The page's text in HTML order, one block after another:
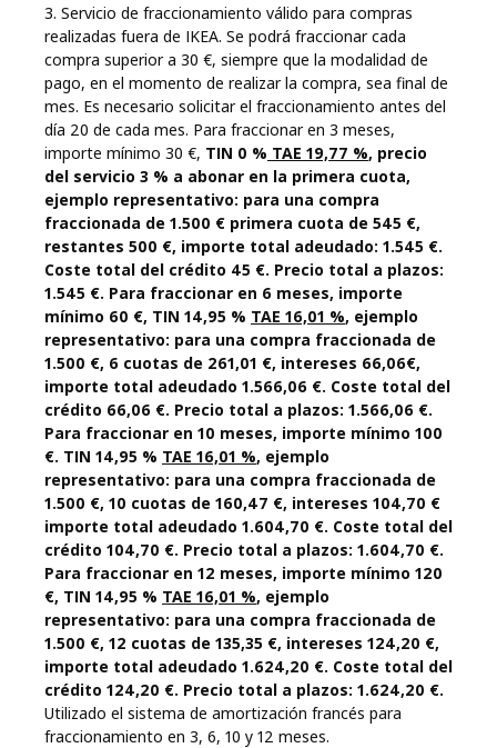
3. Servicio de fraccionamiento válido para compras
realizadas fuera de IKEA. Se podrá fraccionar cada
compra superior a 30 €, siempre que la modalidad de
pago, en el momento de realizar la compra, sea final de
mes. Es necesario solicitar el fraccionamiento antes del
día 20 de cada mes. Para fraccionar en 3 meses,
importe mínimo 30 €, TIN 0 % TAE 19,77 %, precio
del servicio 3 % a abonar en la primera cuota,
ejemplo representativo: para una compra
fraccionada de 1.500 € primera cuota de 545 €,
restantes 500 €, importe total adeudado: 1.545 €.
Coste total del crédito 45 €. Precio total a plazos:
1.545 €. Para fraccionar en 6 meses, importe
mínimo 60 €, TIN 14,95 % TAE 16,01 %, ejemplo
representativo: para una compra fraccionada de
1.500 €, 6 cuotas de 261,01 €, intereses 66,06€,
importe total adeudado 1.566,06 €. Coste total del
crédito 66,06 €. Precio total a plazos: 1.566,06 €.
Para fraccionar en 10 meses, importe mínimo 100
€. TIN 14,95 % TAE 16,01 %, ejemplo
representativo: para una compra fraccionada de
1.500 €, 10 cuotas de 160,47 €, intereses 104,70 €
importe total adeudado 1.604,70 €. Coste total del
crédito 104,70 €. Precio total a plazos: 1.604,70 €.
Para fraccionar en 12 meses, importe mínimo 120
€, TIN 14,95 % TAE 16,01 %, ejemplo
representativo: para una compra fraccionada de
1.500 €, 12 cuotas de 135,35 €, intereses 124,20 €,
importe total adeudado 1.624,20 €. Coste total del
crédito 124,20 €. Precio total a plazos: 1.624,20 €.
Utilizado el sistema de amortización francés para
fraccionamiento en 3, 6, 10 y 12 meses.